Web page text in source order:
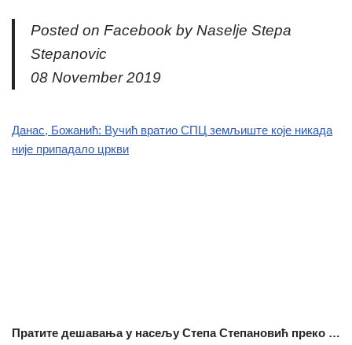
Posted on Facebook by Naselje Stepa
Stepanovic
08 November 2019
Данас, Божанић: Вучић вратио СПЦ земљиште које никада
није припадало цркви
Пратите дешавања у насељу Степа Степановић преко …